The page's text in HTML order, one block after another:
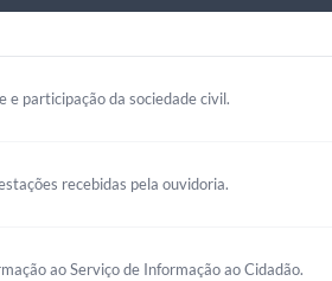
e participação da sociedade civil.
recebidas pela ouvidoria.
ao Serviço de Informação ao Cidadão.